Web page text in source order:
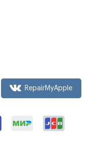
RepairMyApple